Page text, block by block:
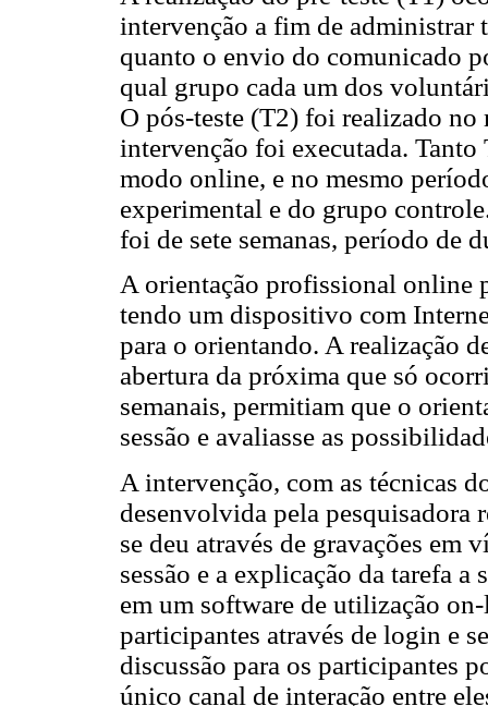
intervenção a fim de administrar
quanto o envio do comunicado
qual grupo cada um dos
O pós-teste (T2) foi realizado no
intervenção foi executada.
modo online, e no mesmo
experimental e do grupo
foi de sete semanas, período de
A orientação profissional online
tendo um dispositivo com
para o orientando. A realização
abertura da próxima que só
semanais, permitiam que o
sessão e avaliasse as
A intervenção, com as técnicas
desenvolvida pela pesquisadora
se deu através de gravações em
sessão e a explicação da tarefa
em um software de utilização
participantes através de login e
discussão para os participantes
único canal de interação entre